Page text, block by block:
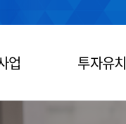
업 투자유치